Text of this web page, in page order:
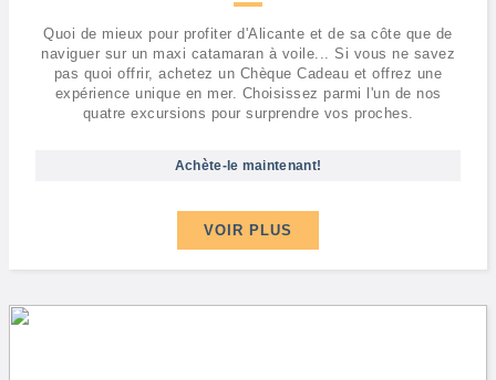
Quoi de mieux pour profiter d'Alicante et de sa côte que de
naviguer sur un maxi catamaran à voile... Si vous ne savez
pas quoi offrir, achetez un Chèque Cadeau et offrez une
expérience unique en mer. Choisissez parmi l'un de nos
quatre excursions pour surprendre vos proches.
Achète-le maintenant!
VOIR PLUS